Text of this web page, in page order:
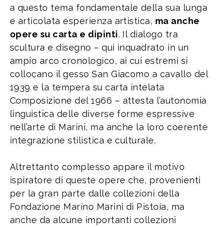
a questo tema fondamentale della sua lunga
e articolata esperienza artistica, ma anche
opere su carta e dipinti. Il dialogo tra
scultura e disegno – qui inquadrato in un
ampio arco cronologico, ai cui estremi si
collocano il gesso San Giacomo a cavallo del
1939 e la tempera su carta intelata
Composizione del 1966 – attesta l’autonomia
linguistica delle diverse forme espressive
nell’arte di Marini, ma anche la loro coerente
integrazione stilistica e culturale.
Altrettanto complesso appare il motivo
ispiratore di queste opere che, provenienti
per la gran parte dalle collezioni della
Fondazione Marino Marini di Pistoia, ma
anche da alcune importanti collezioni